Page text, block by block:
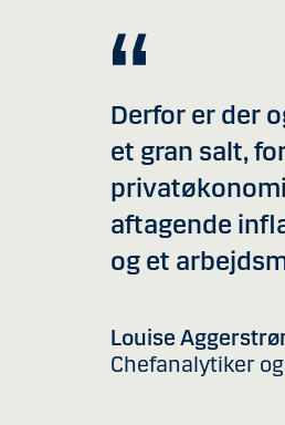
Derfor er der
et gran salt,
aftagende
og et
Louise
Chefanalytiker